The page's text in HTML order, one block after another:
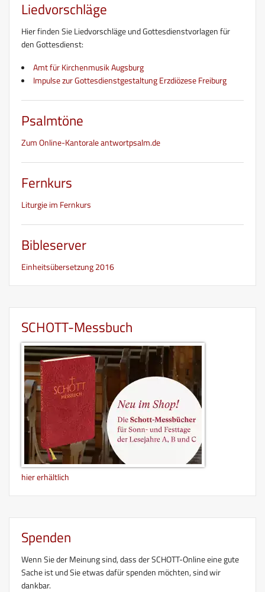
Liedvorschläge
Hier finden Sie Liedvorschläge und Gottesdienstvorlagen für
den Gottesdienst:
Amt für Kirchenmusik Augsburg
Impulse zur Gottesdienstgestaltung Erzdiözese Freiburg
Psalmtöne
Zum Online-Kantorale antwortpsalm.de
Fernkurs
Liturgie im Fernkurs
Bibleserver
Einheitsübersetzung 2016
SCHOTT-Messbuch
hier erhältlich
Spenden
Wenn Sie der Meinung sind, dass der SCHOTT-Online eine gute
Sache ist und Sie etwas dafür spenden möchten, sind wir
dankbar.